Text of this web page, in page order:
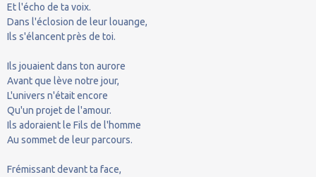
Et l'écho de ta voix.
Dans l'éclosion de leur louange,
Ils s'élancent près de toi.
Ils jouaient dans ton aurore
Avant que lève notre jour,
L'univers n'était encore
Qu'un projet de l'amour.
Ils adoraient le Fils de l'homme
Au sommet de leur parcours.
Frémissant devant ta face,